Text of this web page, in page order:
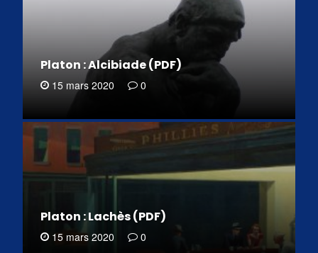
Platon : Alcibiade (PDF)
15 mars 2020 0
Platon : Lachès (PDF)
15 mars 2020 0